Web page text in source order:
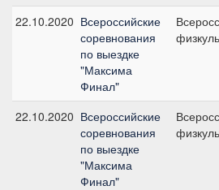
22.10.2020 Всероссийские
соревнования
по выездке
"Максима
Финал"
22.10.2020 Всероссийские
соревнования
по выездке
"Максима
Финал"